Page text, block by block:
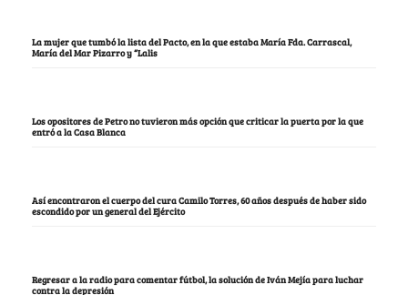
La mujer que tumbó la lista del Pacto, en la que estaba María Fda. Carrascal,
María del Mar Pizarro y “Lalis
Los opositores de Petro no tuvieron más opción que criticar la puerta por la que
entró a la Casa Blanca
Así encontraron el cuerpo del cura Camilo Torres, 60 años después de haber sido
escondido por un general del Ejército
Regresar a la radio para comentar fútbol, la solución de Iván Mejía para luchar
contra la depresión